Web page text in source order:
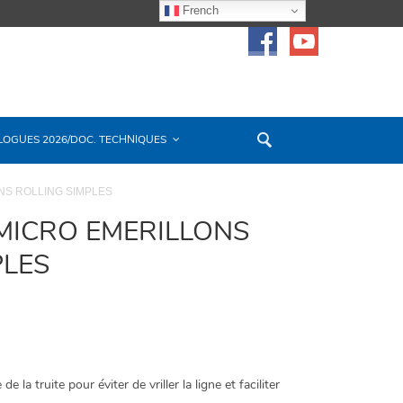
2026/DOC. TECHNIQUES
ROLLING SIMPLES
EMERILLONS
de la truite pour éviter de vriller la ligne et faciliter
French